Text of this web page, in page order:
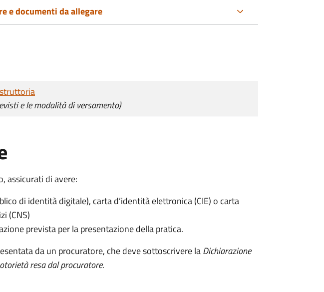
e documenti da allegare
e le modalità di versamento)
assicurati di avere:
di identità digitale), carta d’identità elettronica (CIE) o carta
(CNS)
prevista per la presentazione della pratica.
da un procuratore, che deve sottoscrivere laDichiarazione
resa dal procuratore.